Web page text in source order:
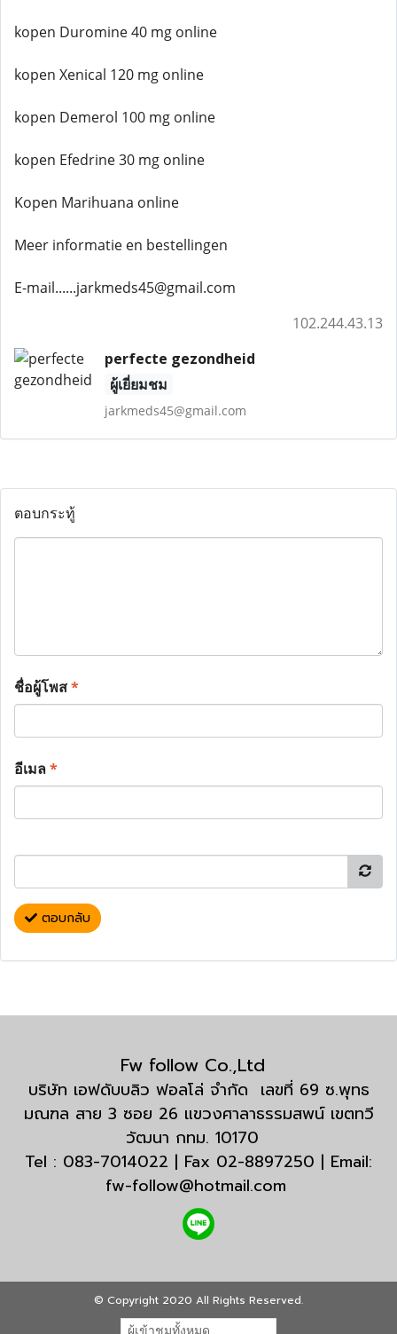
kopen Duromine 40 mg online
kopen Xenical 120 mg online
kopen Demerol 100 mg online
kopen Efedrine 30 mg online
Kopen Marihuana online
Meer informatie en bestellingen
E-mail......jarkmeds45@gmail.com
102.244.43.13
perfecte gezondheid
ผู้เยี่ยมชม
jarkmeds45@gmail.com
ตอบกระทู้
ชื่อผู้โพส*
อีเมล*
ตอบกลับ
Fw follow Co.,Ltd
บริษัท เอฟดับบลิว ฟอลโล่ จำกัด เลขที่ 69 ซ.พุทธ
มณฑล สาย 3 ซอย 26 แขวงศาลาธรรมสพน์ เขตทวี
วัฒนา กทม. 10170
Tel : 083-7014022 | Fax 02-8897250 | Email:
fw-follow@hotmail.com
© Copyright 2020 All Rights Reserved.
ผู้เข้าชมวันนี้